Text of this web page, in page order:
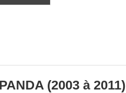
PANDA (2003 à 2011)